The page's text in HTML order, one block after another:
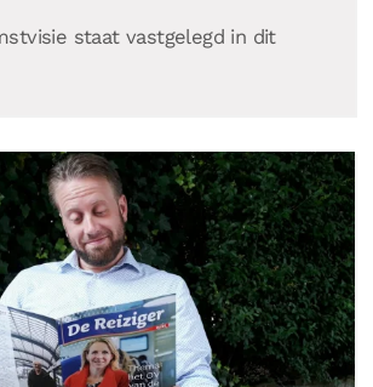
staat vastgelegd in dit